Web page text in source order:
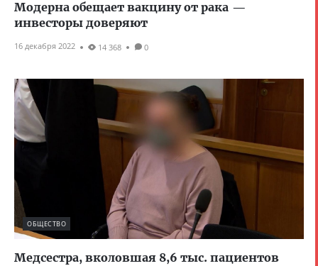
Модерна обещает вакцину от рака —
инвесторы доверяют
16 декабря 2022 14 368 0
ОБЩЕСТВО
Медсестра, вколовшая 8,6 тыс. пациентов